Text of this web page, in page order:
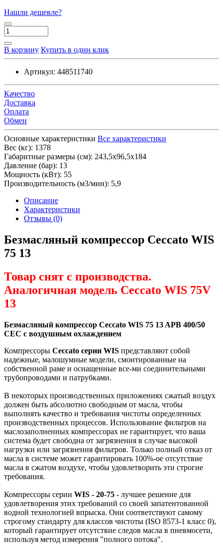
Нашли дешевле?
В корзину Купить в один клик
Артикул: 448511740
Качество
Доставка
Оплата
Обмен
Основные характеристики Все характеристики
Вес (кг): 1378
Габаритные размеры (см): 243,5х96,5х184
Давление (бар): 13
Мощность (кВт): 55
Производительность (м3/мин): 5,9
Описание
Характеристики
Отзывы (0)
Безмасляный компрессор Ceccato WIS
75 13
Товар снят с производства.
Аналогичная модель Ceccato WIS 75V
13
Безмасляный компрессор Ceccato WIS 75 13 APB 400/50
CEC с воздушным охлаждением
Компрессоры Ceccato серии WIS представляют собой
надежные, малошумные модели, смонтированные на
собственной раме и оснащенные все-ми соединительными
трубопроводами и патрубками.
В некоторых производственных приложениях сжатый воздух
должен быть абсолютно свободным от масла, чтобы
выполнять качество и требования чистоты определенных
производственных процессов. Использование фильтров на
маслозаполненных компрессорах не гарантирует, что ваша
система будет свободна от загрязнения в случае высокой
нагрузки или загрязнения фильтров. Только полный отказ от
масла в системе может гарантировать 100%-ое отсутствие
масла в сжатом воздухе, чтобы удовлетворить эти строгие
требования.
Компрессоры серии WIS - 20-75 - лучшее решение для
удовлетворения этих требований со своей запатентованной
водной технологией впрыска. Они соответствуют самому
строгому стандарту для классов чистоты (ISO 8573-1 класс 0),
который гарантирует отсутствие следов масла в пневмосети,
используя метод измерения "полного потока".